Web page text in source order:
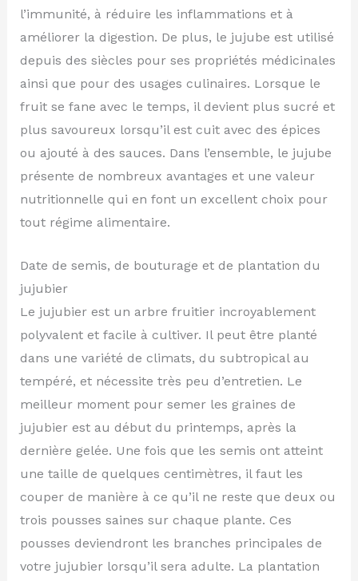
l’immunité, à réduire les inflammations et à
améliorer la digestion. De plus, le jujube est utilisé
depuis des siècles pour ses propriétés médicinales
ainsi que pour des usages culinaires. Lorsque le
fruit se fane avec le temps, il devient plus sucré et
plus savoureux lorsqu’il est cuit avec des épices
ou ajouté à des sauces. Dans l’ensemble, le jujube
présente de nombreux avantages et une valeur
nutritionnelle qui en font un excellent choix pour
tout régime alimentaire.
Date de semis, de bouturage et de plantation du
jujubier
Le jujubier est un arbre fruitier incroyablement
polyvalent et facile à cultiver. Il peut être planté
dans une variété de climats, du subtropical au
tempéré, et nécessite très peu d’entretien. Le
meilleur moment pour semer les graines de
jujubier est au début du printemps, après la
dernière gelée. Une fois que les semis ont atteint
une taille de quelques centimètres, il faut les
couper de manière à ce qu’il ne reste que deux ou
trois pousses saines sur chaque plante. Ces
pousses deviendront les branches principales de
votre jujubier lorsqu’il sera adulte. La plantation